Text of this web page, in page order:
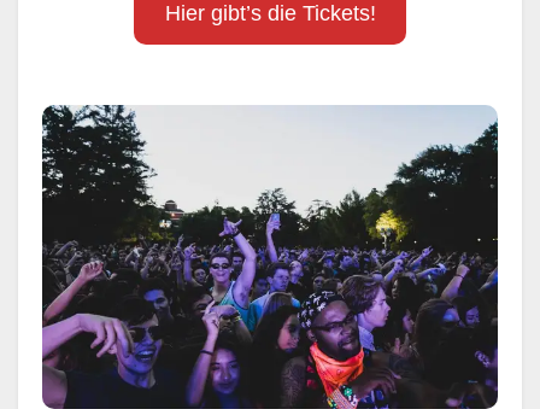
Hier gibt’s die Tickets!